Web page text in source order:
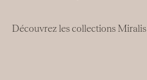
Découvrez les collections Miralis